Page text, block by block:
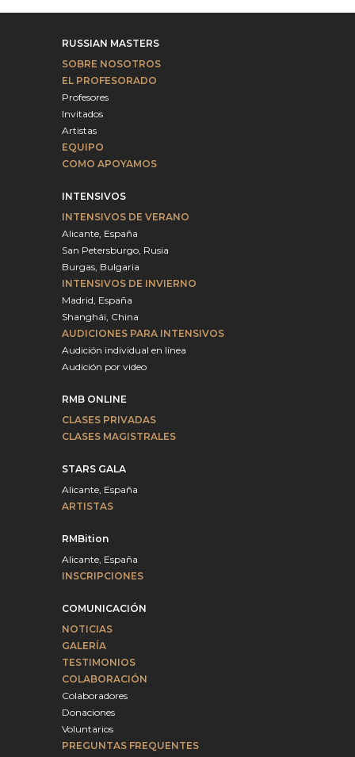
RUSSIAN MASTERS
SOBRE NOSOTROS
EL PROFESORADO
Profesores
Invitados
Artistas
EQUIPO
COMO APOYAMOS
INTENSIVOS
INTENSIVOS DE VERANO
Alicante, España
San Petersburgo, Rusia
Burgas, Bulgaria
INTENSIVOS DE INVIERNO
Madrid, España
Shanghái, China
AUDICIONES PARA INTENSIVOS
Audición individual en línea
Audición por video
RMB ONLINE
CLASES PRIVADAS
CLASES MAGISTRALES
STARS GALA
Alicante, España
ARTISTAS
RMBition
Alicante, España
INSCRIPCIONES
COMUNICACIÓN
NOTICIAS
GALERÍA
TESTIMONIOS
COLABORACIÓN
Colaboradores
Donaciones
Voluntarios
PREGUNTAS FREQUENTES